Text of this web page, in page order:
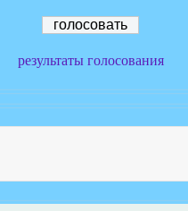
результаты голосования